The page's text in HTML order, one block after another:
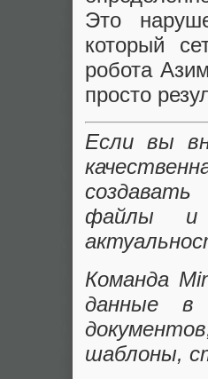
Это
который
робота
просто
Если вы
файлы и
Команда
данные в
шаблоны,